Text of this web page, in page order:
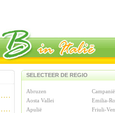
SELECTEER DE REGIO
Abruzen Campanië
Aosta Vallei
Emilia-
Apulië
Friuli-